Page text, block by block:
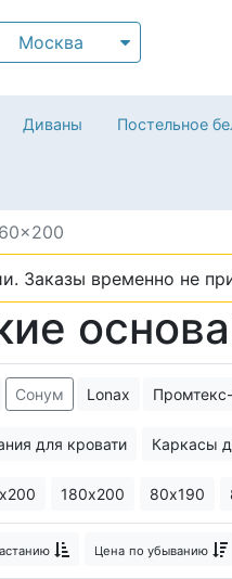
Москва
Диваны Постельное
Заказы временно не
Сонум Lonax
для кровати Каркасы
180х200 80х190
Цена по убыванию